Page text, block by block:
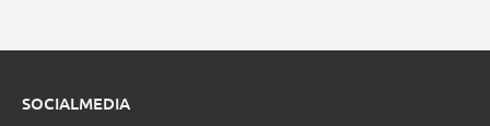
SOCIALMEDIA